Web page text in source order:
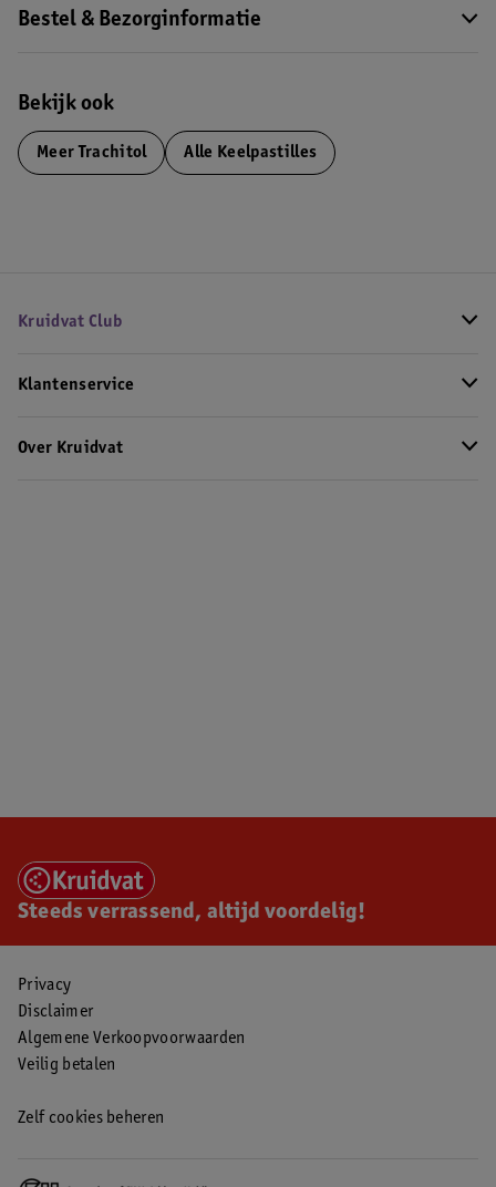
Bestel & Bezorginformatie
Bekijk ook
MeerTrachitol Alle Keelpastilles
Kruidvat Club
Klantenservice
Over Kruidvat
Steeds verrassend, altijd voordelig!
Privacy
Disclaimer
Algemene Verkoopvoorwaarden
Veilig betalen
Zelf cookies beheren